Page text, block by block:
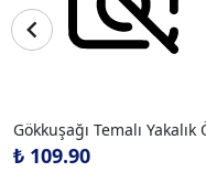
₺ 109.90